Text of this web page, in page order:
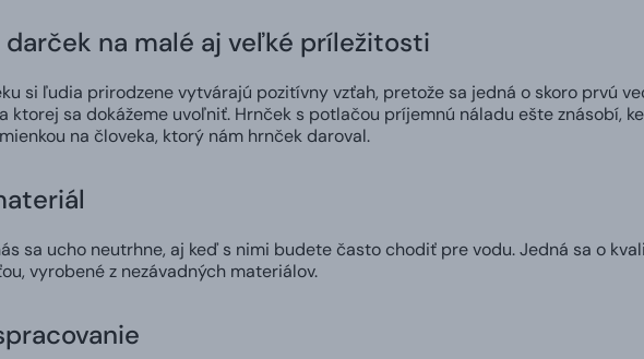
na malé aj veľké príležitosti
si ľudia prirodzene vytvárajú pozitívny vzťah, pretože sa jedná o skoro prvú
ktorej sa dokážeme uvoľniť. Hrnček s potlačou príjemnú náladu ešte znásobí,
na človeka, ktorý nám hrnček daroval.
sa ucho neutrhne, aj keď s nimi budete často chodiť pre vodu. Jedná sa o
vyrobené z nezávadných materiálov.